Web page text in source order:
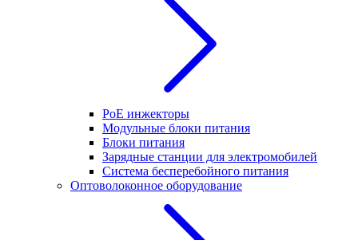
PoE инжекторы
Модульные блоки питания
Блоки питания
Зарядные станции для электромобилей
Система бесперебойного питания
Оптоволоконное оборудование